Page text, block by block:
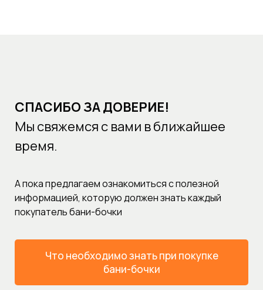
СПАСИБО ЗА ДОВЕРИЕ!
Мы свяжемся с вами в ближайшее
время.
А пока предлагаем ознакомиться с полезной
информацией, которую должен знать каждый
покупатель бани-бочки
Что необходимо знать при покупке
бани-бочки